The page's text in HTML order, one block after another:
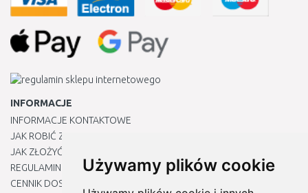
Używamy plików cookie
INFORMACJE
INFORMACJE KONTAKTOWE
JAK ROBIĆ ZAKUPY ?
JAK ZŁOŻYĆ REKLAMACJĘ
REGULAMIN
CENNIK DOSTAWY